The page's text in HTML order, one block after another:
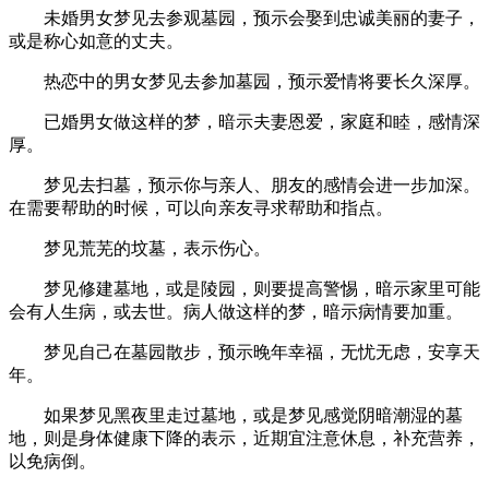
未婚男女梦见去参观墓园，预示会娶到忠诚美丽的妻子，
或是称心如意的丈夫。
热恋中的男女梦见去参加墓园，预示爱情将要长久深厚。
已婚男女做这样的梦，暗示夫妻恩爱，家庭和睦，感情深
厚。
梦见去扫墓，预示你与亲人、朋友的感情会进一步加深。
在需要帮助的时候，可以向亲友寻求帮助和指点。
梦见荒芜的坟墓，表示伤心。
梦见修建墓地，或是陵园，则要提高警惕，暗示家里可能
会有人生病，或去世。病人做这样的梦，暗示病情要加重。
梦见自己在墓园散步，预示晚年幸福，无忧无虑，安享天
年。
如果梦见黑夜里走过墓地，或是梦见感觉阴暗潮湿的墓
地，则是身体健康下降的表示，近期宜注意休息，补充营养，
以免病倒。